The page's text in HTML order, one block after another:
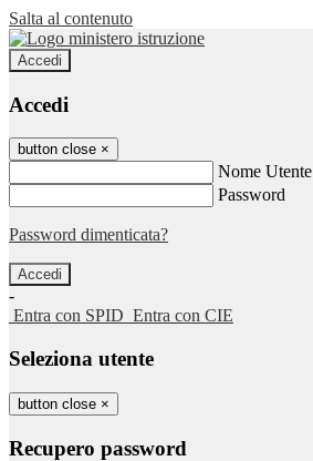
Salta al contenuto
Accedi
Accedi
button close ×
Nome Utente
Password
Password dimenticata?
-
Entra con SPID Entra con CIE
Seleziona utente
button close ×
Recupero password